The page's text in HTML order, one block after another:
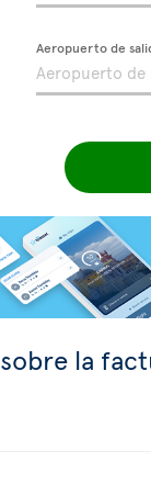
Aeropuerto de
la